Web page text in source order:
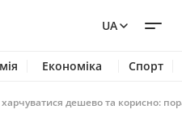
UA
Економіка Спорт
дешево та корисно: